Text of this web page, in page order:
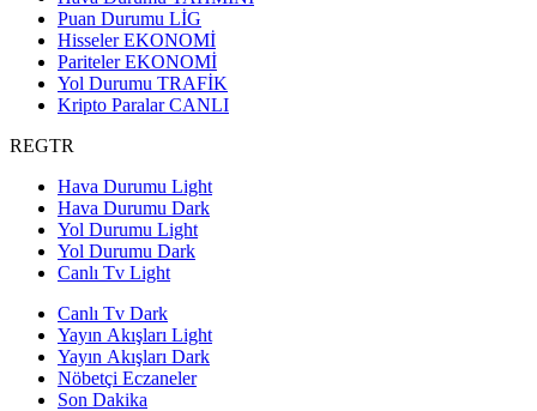
Puan Durumu LİG
HisselerEKONOMİ
ParitelerEKONOMİ
Yol Durumu TRAFİK
Kripto ParalarCANLI
REGTR
Hava Durumu Light
Hava Durumu Dark
Yol Durumu Light
Yol Durumu Dark
Canlı Tv Light
Canlı Tv Dark
Yayın Akışları Light
Yayın Akışları Dark
Nöbetçi Eczaneler
Son Dakika